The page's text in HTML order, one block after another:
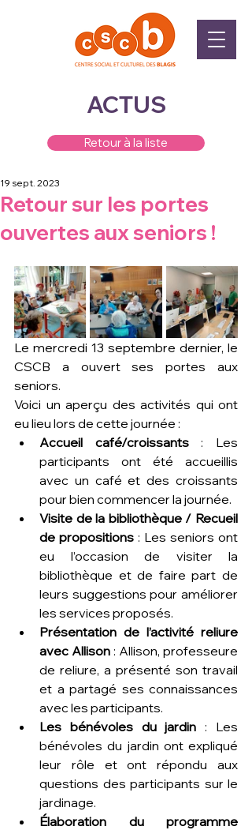
ACTUS
Retour à la liste
Retour sur les portes
ouvertes aux seniors !
19 sept. 2023
Le mercredi 13 septembre dernier, le
CSCB a ouvert ses portes aux
seniors.
Voici un aperçu des activités qui ont
eu lieu lors de cette journée :
Accueil café/croissants : Les
participants ont été accueillis
avec un café et des croissants
pour bien commencer la journée.
Visite de la bibliothèque / Recueil
de propositions : Les seniors ont
eu l’occasion de visiter la
bibliothèque et de faire part de
leurs suggestions pour améliorer
les services proposés.
Présentation de l’activité reliure
avec Allison : Allison, professeure
de reliure, a présenté son travail
et a partagé ses connaissances
avec les participants.
Les bénévoles du jardin : Les
bénévoles du jardin ont expliqué
leur rôle et ont répondu aux
questions des participants sur le
jardinage.
Élaboration du programme